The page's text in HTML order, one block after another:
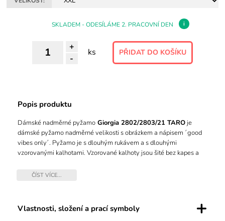
SKLADEM - ODESÍLÁME 2. PRACOVNÍ DEN i
+
-
ks
Popis produktu
Dámské nadměrné pyžamo Giorgia 2802/2803/21 TARO je
dámské pyžamo nadměrné velikosti s obrázkem a nápisem ´good
vibes only´. Pyžamo je s dlouhým rukávem a s dlouhými
vzorovanými kalhotami. Vzorované kalhoty jsou šité bez kapes a
oblek.ČÍST VÍCE...
Vlastnosti, složení a prací symboly +